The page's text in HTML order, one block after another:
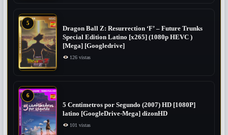
5
Dragon Ball Z: Resurrection ‘F’ – Future Trunks
Special Edition Latino [x265] (1080p HEVC )
[Mega] [Googledrive]
126 vistas
6
5 Centimetros por Segundo (2007) ​HD [1080P]
latino [GoogleDrive-Mega] dizonHD
101 vistas